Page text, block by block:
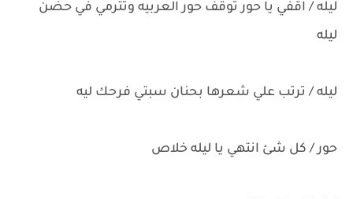
ليله / اقفي يا حور توقف حور العربيه وتترمي في حضن
ليله
ليله / ترتب علي شعرها بحنان سبتي فرحك ليه
حور / كل شئ انتهي يا ليله خلاص